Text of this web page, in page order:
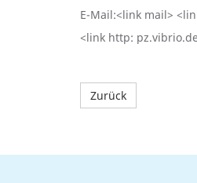
E-Mail:<link mail>
<link http:
Zurück